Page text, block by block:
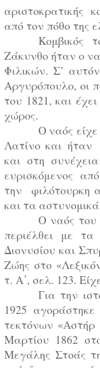
αριστοκρατικής
από τον πόθο της
Κομβικός
Ζάκυνθο ήταν ο
Φιλικών. Σ’
Αργυρόπουλο, οι
του 1821, και
χώρος.
Ο ναός
Λατίνο και ήταν
και στη
ευρισκόμενος
την φιλότουρκη
και τα
Ο ναός του
περιέλθει με
Διονυσίου και
Ζώης στο
τ. Α΄, σελ. 123.
Για την
1925
τεκτόνων «Αστήρ
Μαρτίου 1862
Μεγάλης Στοάς